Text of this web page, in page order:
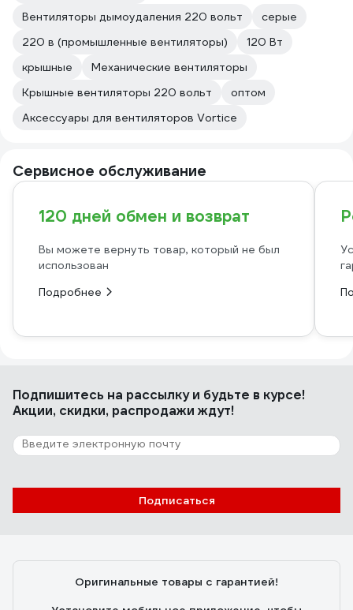
Вентиляторы дымоудаления 220 вольт
серые
220 в (промышленные вентиляторы)
120 Вт
крышные
Механические вентиляторы
Крышные вентиляторы 220 вольт
оптом
Аксессуары для вентиляторов Vortice
Сервисное обслуживание
120 дней обмен и возврат
Вы можете вернуть товар, который не был
использован
Подробнее
Подпишитесь на рассылкуи будьте в курсе!
Акции, скидки, распродажи ждут!
Подписаться
Оригинальные товары с гарантией!